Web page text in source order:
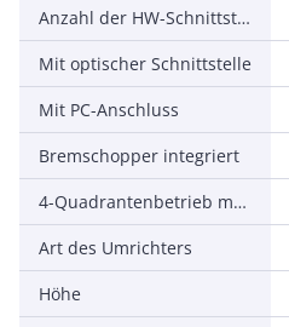
Anzahl der HW-Schnittstellen sonstige
Mit optischer Schnittstelle
Mit PC-Anschluss
Bremschopper integriert
4-Quadrantenbetrieb möglich
Art des Umrichters
Höhe